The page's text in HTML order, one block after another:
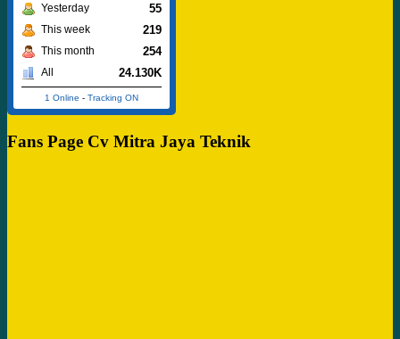
Yesterday 55
This week 219
This month 254
All 24.130K
1 Online - Tracking ON
Fans Page Cv Mitra Jaya Teknik